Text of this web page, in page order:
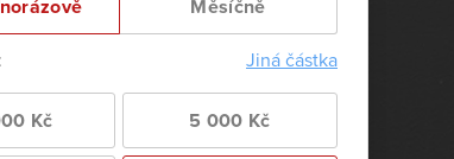
Měsíčně
: Jiná částka
Kč 5 000 Kč